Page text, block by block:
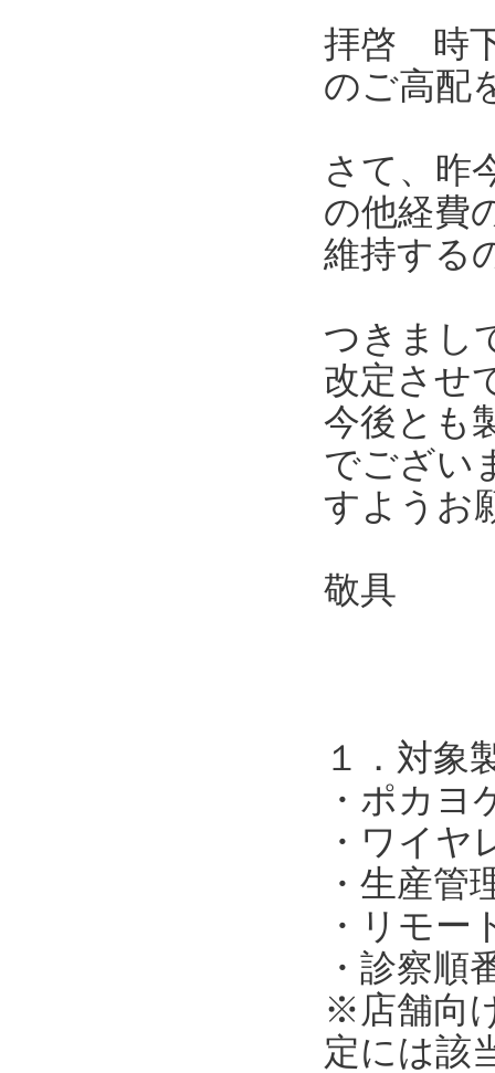
拝啓 時
のご高配
さて、昨
の他経費
維持する
つきまし
改定させ
今後とも
でござい
すようお
敬具
１．対象
・ポカヨ
・ワイヤ
・生産管
・リモ
・診察順
※店舗向
定には該